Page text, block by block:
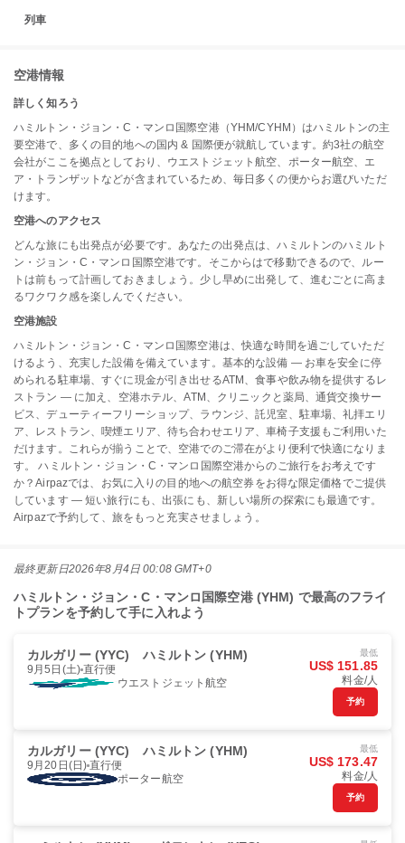
列車
空港情報
詳しく知ろう
ハミルトン・ジョン・C・マンロ国際空港（YHM/CYHM）はハミルトンの主
要空港で、多くの目的地への国内 & 国際便が就航しています。約3社の航空
会社がここを拠点としており、ウエストジェット航空、ポーター航空、エ
ア・トランザットなどが含まれているため、毎日多くの便からお選びいただ
けます。
空港へのアクセス
どんな旅にも出発点が必要です。あなたの出発点は、ハミルトンのハミルト
ン・ジョン・C・マンロ国際空港です。そこからはで移動できるので、ルー
トは前もって計画しておきましょう。少し早めに出発して、進むごとに高ま
るワクワク感を楽しんでください。
空港施設
ハミルトン・ジョン・C・マンロ国際空港は、快適な時間を過ごしていただ
けるよう、充実した設備を備えています。基本的な設備 — お車を安全に停
められる駐車場、すぐに現金が引き出せるATM、食事や飲み物を提供するレ
ストラン — に加え、空港ホテル、ATM、クリニックと薬局、通貨交換サー
ビス、デューティーフリーショップ、ラウンジ、託児室、駐車場、礼拝エリ
ア、レストラン、喫煙エリア、待ち合わせエリア、車椅子支援もご利用いた
だけます。これらが揃うことで、空港でのご滞在がより便利で快適になりま
す。 ハミルトン・ジョン・C・マンロ国際空港からのご旅行をお考えです
か？Airpazでは、お気に入りの目的地への航空券をお得な限定価格でご提供
しています — 短い旅行にも、出張にも、新しい場所の探索にも最適です。
Airpazで予約して、旅をもっと充実させましょう。
最終更新日2026年8月4日 00:08 GMT+0
ハミルトン・ジョン・C・マンロ国際空港 (YHM) で最高のフライ
トプランを予約して手に入れよう
カルガリー (YYC) ハミルトン (YHM)
9月5日(土) 直行便
ウエストジェット航空
最低
US$ 151.85
料金/人
予約
カルガリー (YYC) ハミルトン (YHM)
9月20日(日) 直行便
ポーター航空
最低
US$ 173.47
料金/人
予約